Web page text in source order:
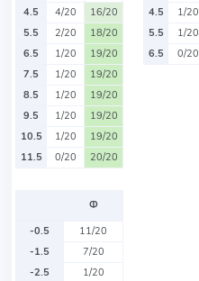
4.5
4/20
16/20
5.5
2/20
18/20
6.5
1/20
19/20
7.5
1/20
19/20
8.5
1/20
19/20
9.5
1/20
19/20
10.5
1/20
19/20
11.5
0/20 20/20
4.5
1/20
5.5
1/20
6.5
0/20
Ф
-0.5
11/20
-1.5
7/20
-2.5
1/20